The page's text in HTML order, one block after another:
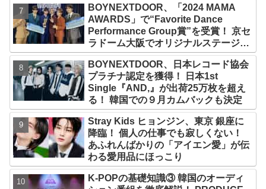
BOYNEXTDOOR、「2024 MAMA
AWARDS」で“Favorite Dance
Performance Group賞”を受賞！ 京セ
ラドーム大阪でオリジナルステージパ
フォーマンス披露！ 卒業パーティーを
コンセプトにスーツで魅了【動画あ
り】
BOYNEXTDOOR、日本レコード協会
プラチナ認定を獲得！ 日本1st
Single『AND,』が出荷25万枚を超え
る！ 韓国での９月カムバックも決定
Stray Kids ヒョンジン、東京 銀座に
降臨！ 個人の仕事でも寂しくない！
あふれんばかりの「アイエン愛」が伝
わる愛用品にほっこり
K-POPの基礎知識③ 韓国のオーディ